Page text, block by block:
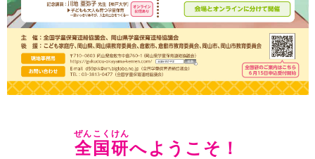
全国研
ぜんこくけん
へようこそ！